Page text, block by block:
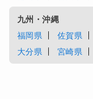
九州・沖縄
福岡県
佐賀県
大分県
宮崎県